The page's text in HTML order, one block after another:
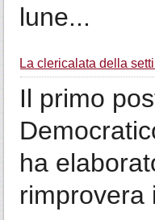
lune...
La clericalata della
Il primo
ha
rimprovera